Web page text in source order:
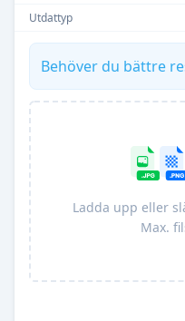
Utdattyp
Behöver du bättre
Ladda upp eller
Max.